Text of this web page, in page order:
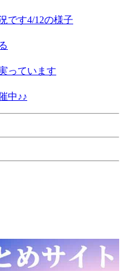
です4/12の様子
っています
中♪♪